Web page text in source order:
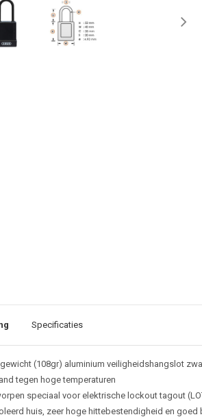
Specificaties
(108gr) aluminium veiligheidshangslot
tegen hoge temperaturen
speciaal voor elektrische lockout tagout
huis, zeer hoge hittebestendigheid en goed